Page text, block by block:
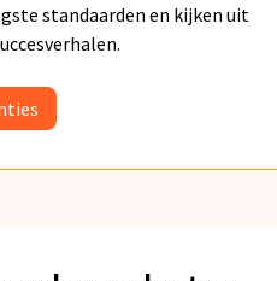
standaarden en kijken uit